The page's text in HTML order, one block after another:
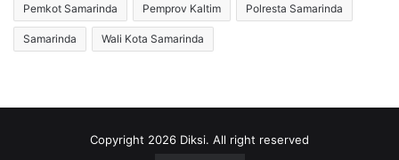
:
Pemkot Samarinda Pemprov Kaltim Polresta Samarinda
Samarinda Wali Kota Samarinda
Copyright 2026 Diksi. All right reserved